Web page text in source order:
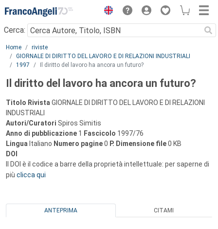
Menu
Cerca:
Main content
Home
riviste
GIORNALE DI DIRITTO DEL LAVORO E DI RELAZIONI INDUSTRIALI
1997
Il diritto del lavoro ha ancora un futuro?
Il diritto del lavoro ha ancora un futuro?
Titolo Rivista GIORNALE DI DIRITTO DEL LAVORO E DI RELAZIONI
INDUSTRIALI
Autori/Curatori Spiros Simitis
Anno di pubblicazione 1 Fascicolo 1997/76
Lingua Italiano Numero pagine0 P. Dimensione file0 KB
DOI
Il DOI è il codice a barre della proprietà intellettuale: per saperne di
più clicca qui
ANTEPRIMA CITAMI